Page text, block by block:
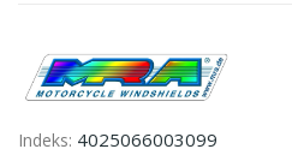
Indeks: 4025066003099